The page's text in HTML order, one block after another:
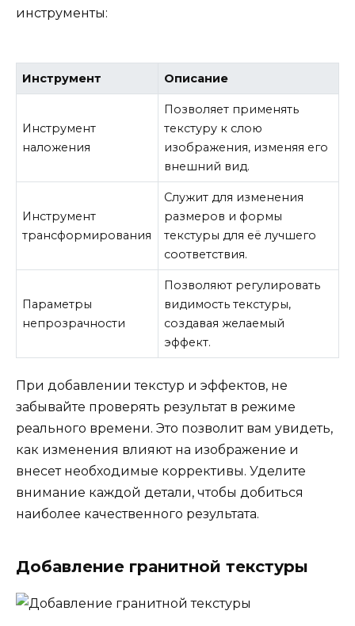
инструменты:
Инструмент Описание
Инструмент
наложения
Позволяет применять
текстуру к слою
изображения, изменяя его
внешний вид.
Инструмент
трансформирования
Служит для изменения
размеров и формы
текстуры для её лучшего
соответствия.
Параметры
непрозрачности
Позволяют регулировать
видимость текстуры,
создавая желаемый
эффект.
При добавлении текстур и эффектов, не
забывайте проверять результат в режиме
реального времени. Это позволит вам увидеть,
как изменения влияют на изображение и
внесет необходимые коррективы. Уделите
внимание каждой детали, чтобы добиться
наиболее качественного результата.
Добавление гранитной текстуры